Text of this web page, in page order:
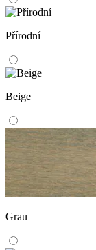
Přírodní
Beige
Grau